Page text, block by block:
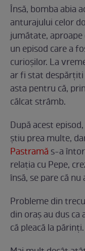
Însă, bomba abia
anturajului celor
jumătate,
un episod care a
curioșilor. La
ar fi stat despărțiti
asta pentru că,
călcat strâmb.
După acest
știu prea multe,
Pastramă s-a
relația cu Pepe,
însă, se pare că nu
Probleme din
din oraș au dus
că pleacă la părinți.